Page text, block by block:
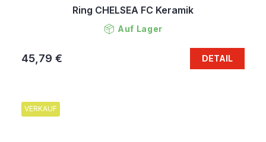
Ring CHELSEA FC Keramik
Auf Lager
45,79 € DETAIL
VERKAUF